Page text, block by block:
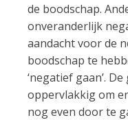
de boodschap.
onveranderlijk
aandacht voor de
boodschap te
‘negatief gaan’.
oppervlakkig om
nog even door te